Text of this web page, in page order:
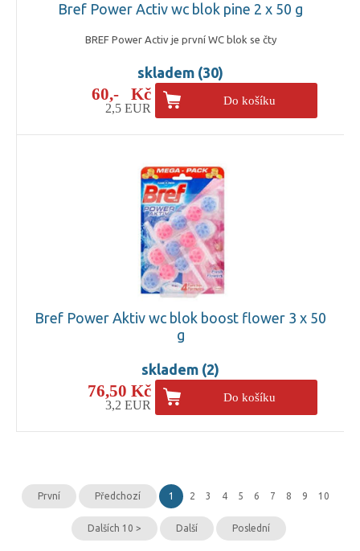
Bref Power Activ wc blok pine 2 x 50 g
BREF Power Activ je první WC blok se čty
skladem (30)
60,- Kč
2,5 EUR
Do košíku
Bref Power Aktiv wc blok boost flower 3 x 50
g
skladem (2)
76,50 Kč
3,2 EUR
Do košíku
První Předchozí 1 2 3 4 5 6 7 8 9 10
Dalších 10 > Další Poslední